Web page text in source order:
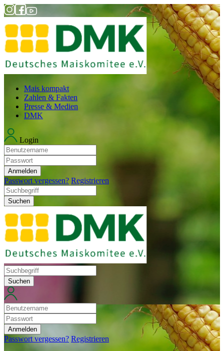
Mais kompakt
Zahlen & Fakten
Presse & Medien
DMK
Login
Anmelden
Passwort vergessen? Registrieren
Suchen
Suchen
Anmelden
Passwort vergessen? Registrieren